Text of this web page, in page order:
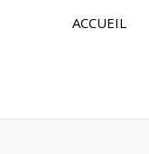
ACCUEIL